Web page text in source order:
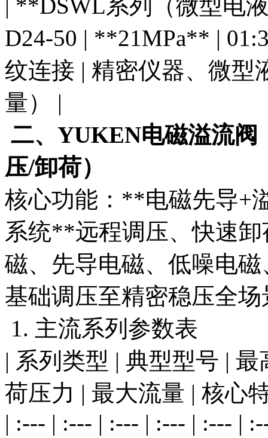
| **DSWL系列（微型电
D24-50 | **21MPa** |
纹连接 | 精密仪器、微型
量） |
二、YUKEN电磁溢流阀
压/卸荷）
核心功能：**电磁先导+
系统**远程调压、快速
磁、先导电磁、低噪电
基础调压至精密稳压全场
1. 主流系列参数表
| 系列类型 | 典型型号 |
荷压力 | 最大流量 | 核心
| :--- | :--- | :--- | :--- | :--- |